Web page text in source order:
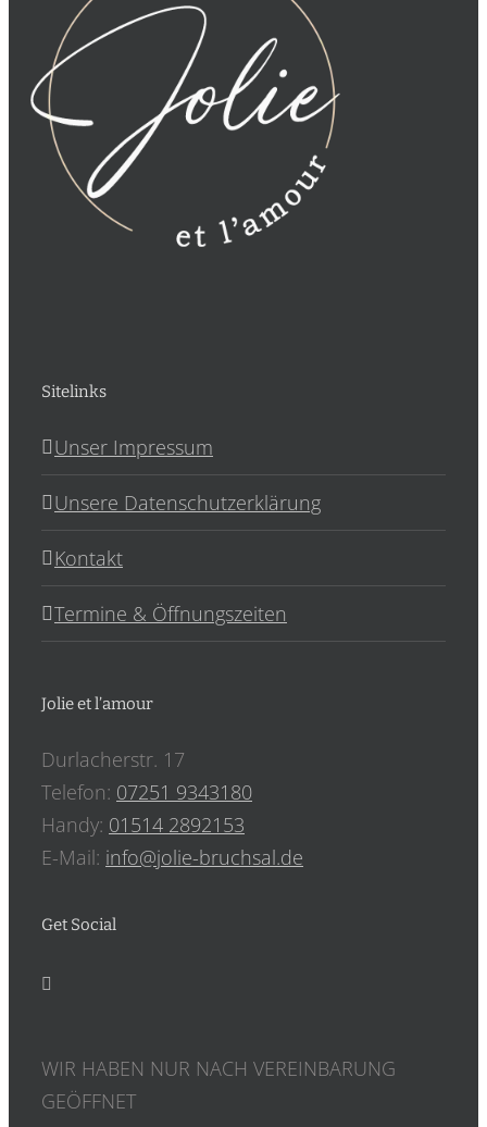
Sitelinks
Unser Impressum
Unsere Datenschutzerklärung
Kontakt
Termine & Öffnungszeiten
Jolie et l’amour
Durlacherstr. 17
Telefon: 07251 9343180
Handy: ‎01514 2892153
E-Mail: info@jolie-bruchsal.de
Get Social
WIR HABEN NUR NACH VEREINBARUNG
GEÖFFNET